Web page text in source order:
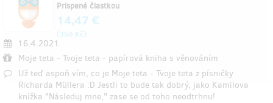
16.4.2021
Moje teta - Tvoje teta - papírová kniha s věnováním
Už teď aspoň vím, co je Moje teta - Tvoje teta z písničky
Richarda Müllera :D Jestli to bude tak dobrý, jako Kamilova
knížka "Následuj mne," zase se od toho neodtrhnu!
Prispené čiastkou
14,47 €
(350 Kč)